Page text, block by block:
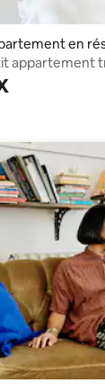
en
appartement